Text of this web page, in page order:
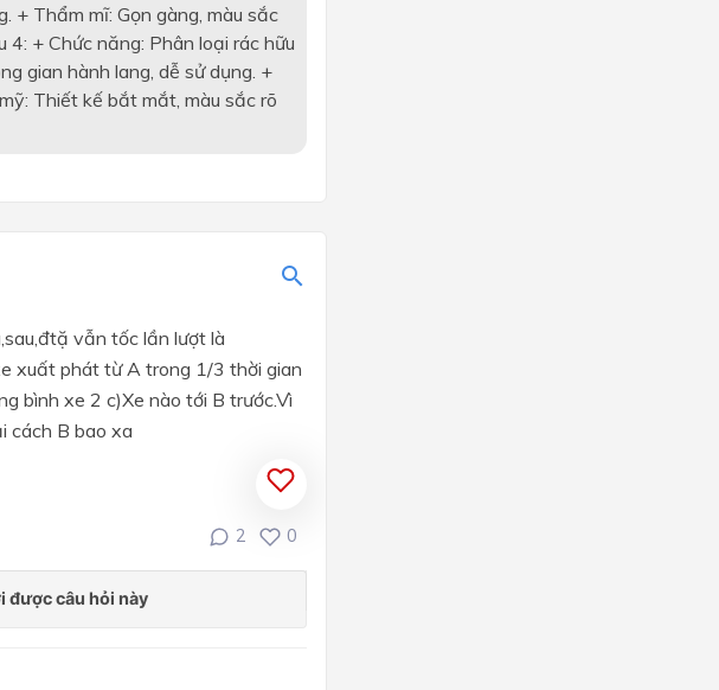
+ Thẩm mĩ: Gọn gàng, màu sắc
4: + Chức năng: Phân loại rác hữu
gian hành lang, dễ sử dụng. +
Thiết kế bắt mắt, màu sắc rõ
vẫn tốc lần lượt là
xuất phát từ A trong 1/3 thời gian
bình xe 2 c)Xe nào tới B trước.Vì
cách B bao xa
2 0